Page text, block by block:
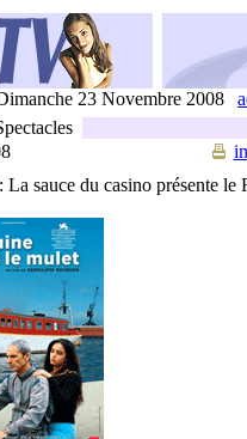
23 Novembre 2008
La sauce du casino présente